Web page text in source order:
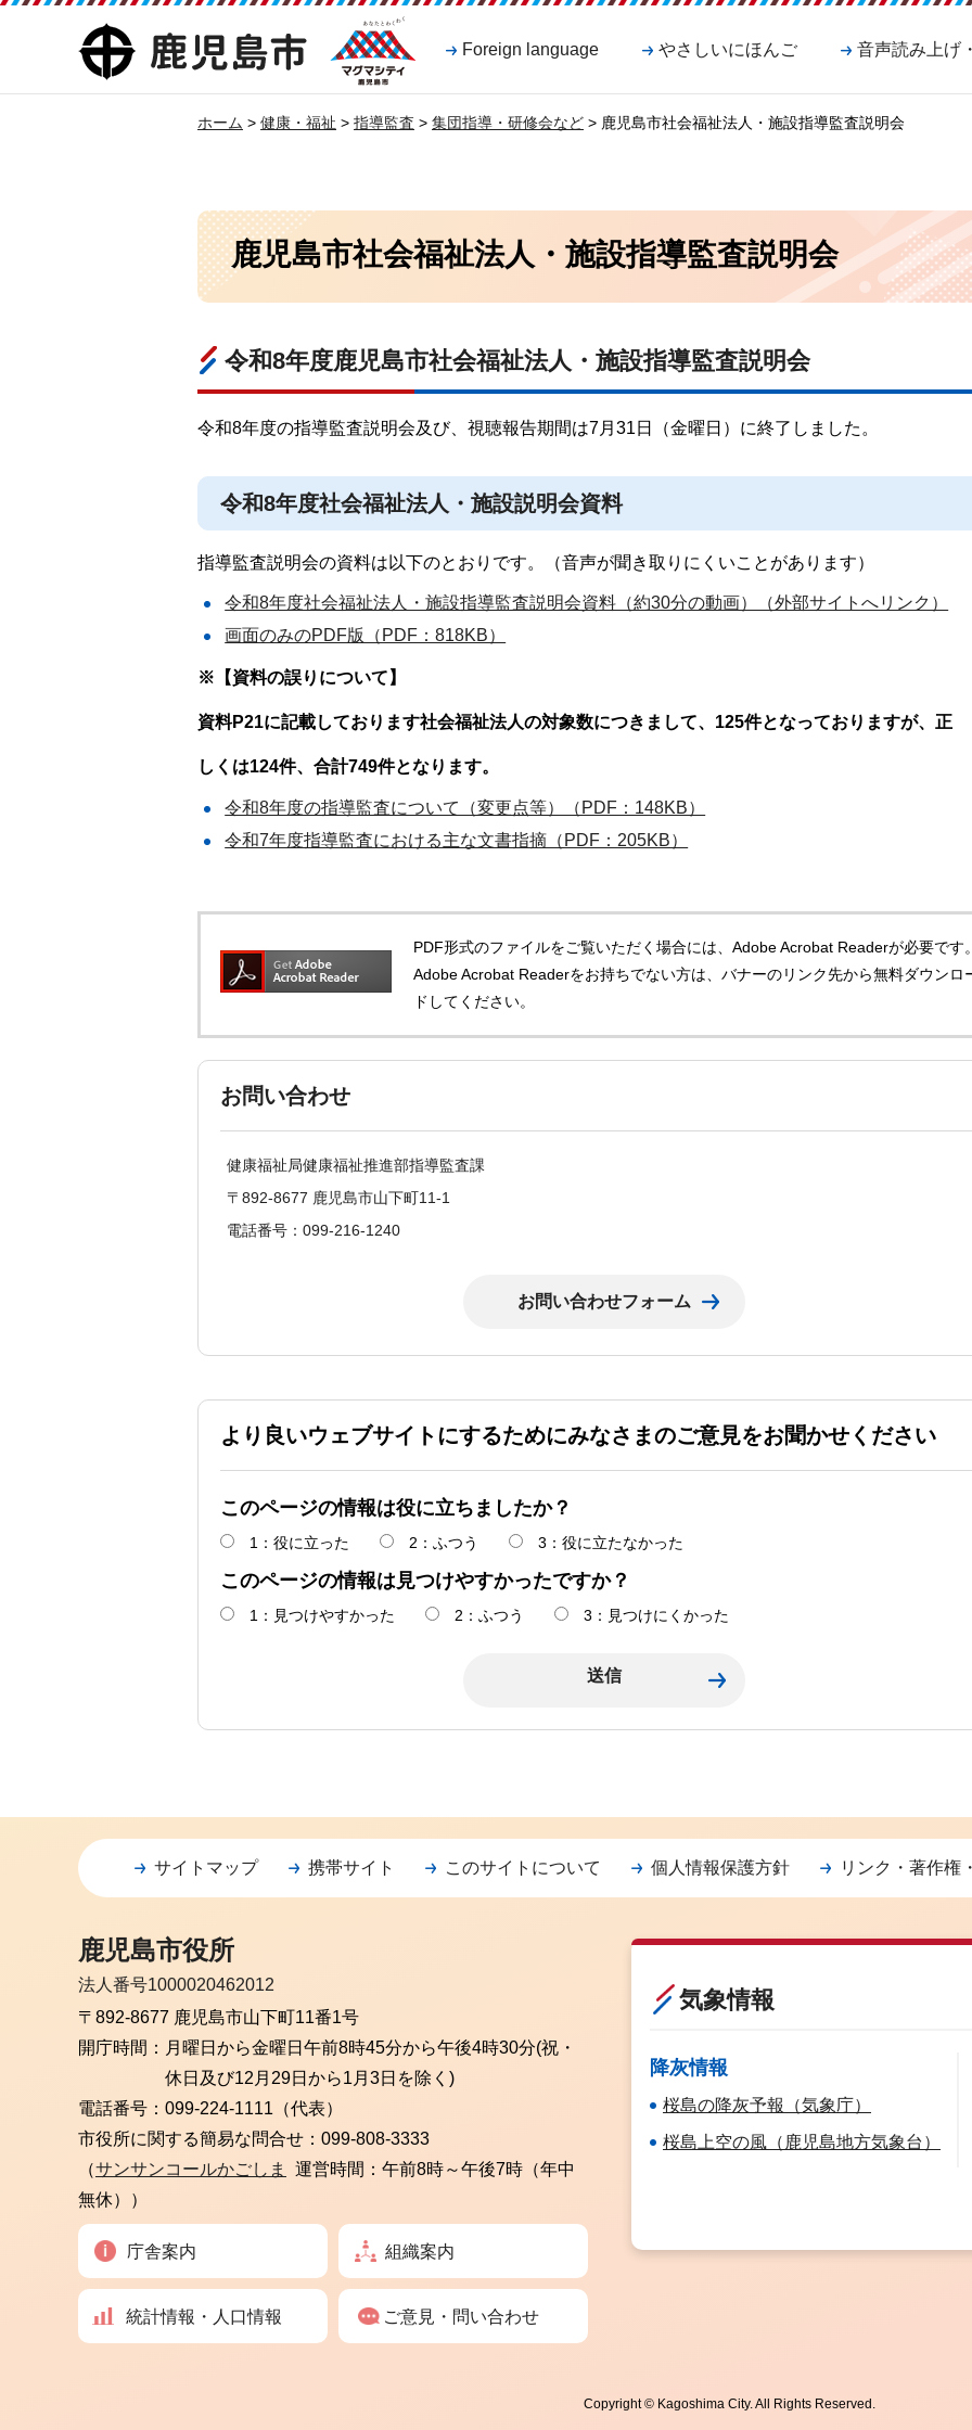
鹿児島市
マグマシティ
鹿児島市
Foreign language やさしいにほんご 音声読み上げ
ホーム > 健康・福祉 > 指導監査 > 集団指導・研修会など > 鹿児島市社会福祉法人・施設指導監査説明会
鹿児島市社会福祉法人・施設指導監査説明会
令和8年度鹿児島市社会福祉法人・施設指導監査説明会
令和8年度の指導監査説明会及び、視聴報告期間は7月31日（金曜日）に終了しました。
令和8年度社会福祉法人・施設説明会資料
指導監査説明会の資料は以下のとおりです。（音声が聞き取りにくいことがあります）
令和8年度社会福祉法人・施設指導監査説明会資料（約30分の動画）（外部サイトへリンク）
画面のみのPDF版（PDF：818KB）
※【資料の誤りについて】
資料P21に記載しております社会福祉法人の対象数につきまして、125件となっておりますが、正
しくは124件、合計749件となります。
令和8年度の指導監査について（変更点等）（PDF：148KB）
令和7年度指導監査における主な文書指摘（PDF：205KB）
PDF形式のファイルをご覧いただく場合には、Adobe Acrobat Readerが必要です
Adobe Acrobat Readerをお持ちでない方は、バナーのリンク先から無料ダウンロ
ドしてください。
お問い合わせ
健康福祉局健康福祉推進部指導監査課
〒892-8677 鹿児島市山下町11-1
電話番号：099-216-1240
より良いウェブサイトにするためにみなさまのご意見をお聞かせください
このページの情報は役に立ちましたか？
1：役に立った 2：ふつう 3：役に立たなかった
このページの情報は見つけやすかったですか？
1：見つけやすかった 2：ふつう 3：見つけにくかった
サイトマップ 携帯サイト このサイトについて 個人情報保護方針 リンク・著作権
鹿児島市役所
法人番号1000020462012
〒892-8677 鹿児島市山下町11番1号
開庁時間： 月曜日から金曜日 午前8時45分から午後4時30分(祝・
休日及び12月29日から1月3日を除く)
電話番号： 099-224-1111（代表）
市役所に関する簡易な問合せ： 099-808-3333
（サンサンコールかごしま
運営時間：午前8時～午後7時（年中
無休））
庁舎案内 組織案内
統計情報・人口情報 ご意見・問い合わせ
気象情報
降灰情報
桜島の降灰予報（気象庁）
桜島上空の風（鹿児島地方気象台）
Copyright © Kagoshima City. All Rights Reserved.